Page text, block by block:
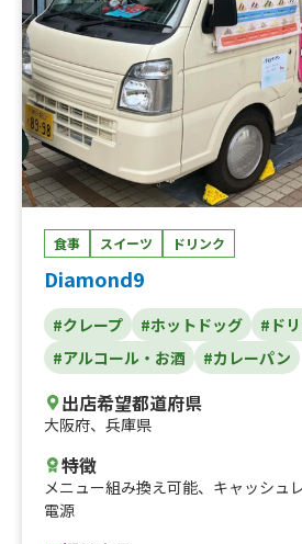
食事 スイーツ ドリンク
Diamond9
#クレープ #ホットドッグ #ド
#アルコール・お酒
#カレーパン
出店希望都道府県
大阪府、 兵庫県
特徴
メニュー組み換え可能、 キャッシュ
電源